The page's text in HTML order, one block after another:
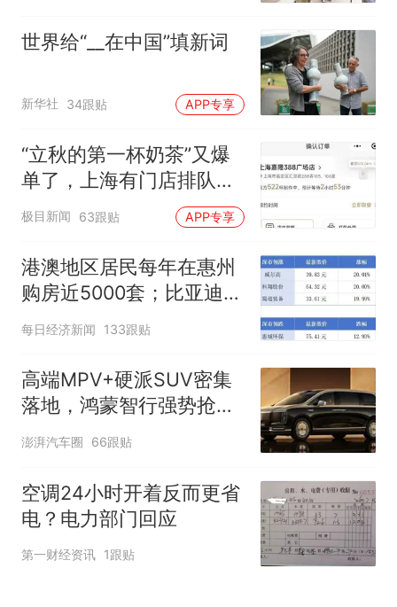
世界给“__在中国”填新词
新华社 34跟贴 APP专享
“立秋的第一杯奶茶”又爆
单了，上海有门店排队超
500杯，店员：今天奶茶
店都很忙，要等2个多小
时
极目新闻 63跟贴 APP专享
港澳地区居民每年在惠州
购房近5000套；比亚迪销
量跻身全球车企第六丨大
每日经济新闻 133跟贴
高端MPV+硬派SUV密集
落地，鸿蒙智行强势抢占
自主高端市场制高点
澎湃汽车圈 66跟贴
空调24小时开着反而更省
电？电力部门回应
第一财经资讯 1跟贴